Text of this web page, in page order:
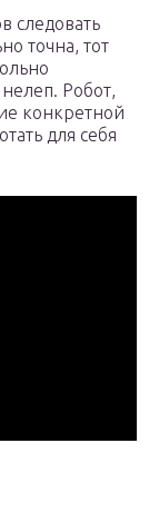
следовать
точна, тот
Робот,
конкретной
для себя